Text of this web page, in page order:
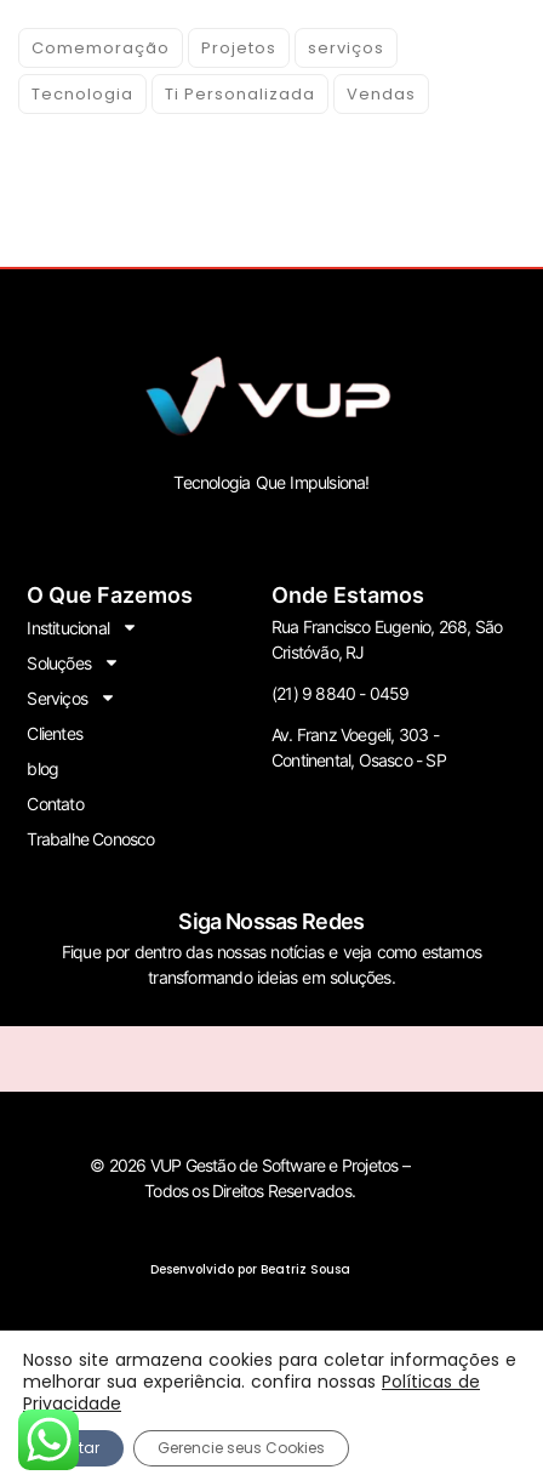
Comemoração Projetos
serviços
Tecnologia
Ti Personalizada Vendas
Tecnologia Que Impulsiona!
O Que Fazemos
Institucional
Soluções
Serviços
Clientes
blog
Contato
Trabalhe Conosco
Onde Estamos
Rua Francisco Eugenio, 268, São
Cristóvão, RJ
(21) 9 8840 - 0459
Av. Franz Voegeli, 303 -
Continental, Osasco - SP
Siga Nossas Redes
Fique por dentro das nossas notícias e veja como estamos
transformando ideias em soluções.
© 2026 VUP Gestão de Software e Projetos –
Todos os Direitos Reservados.
Desenvolvido por Beatriz Sousa
Nosso site armazena cookies para coletar informações e
melhorar sua experiência. confira nossas Políticas de
Privacidade
Aceitar Gerencie seus Cookies